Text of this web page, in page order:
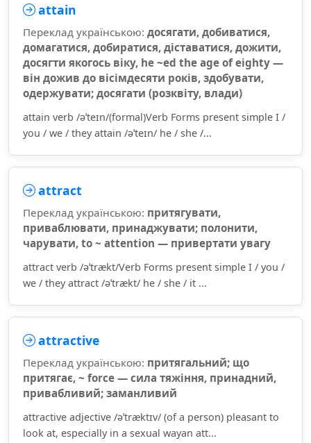
attain
Переклад українською: досягати, добиватися,
домагатися, добиратися, діставатися, дожити,
досягти якогось віку, he ~ed the age of eighty —
він дожив до вісімдесяти років, здобувати,
одержувати; досягати (розквіту, влади)
attain verb /əˈteɪn/(formal)Verb Forms present simple I /
you / we / they attain /əˈteɪn/ he / she /...
attract
Переклад українською: притягувати,
приваблювати, принаджувати; полонити,
чарувати, to ~ attention — привертати увагу
attract verb /əˈtrækt/Verb Forms present simple I / you /
we / they attract /əˈtrækt/ he / she / it ...
attractive
Переклад українською: притягальний; що
притягає, ~ force — сила тяжіння, принадний,
привабливий; заманливий
attractive adjective /əˈtræktɪv/ (of a person) pleasant to
look at, especially in a sexual wayan att...